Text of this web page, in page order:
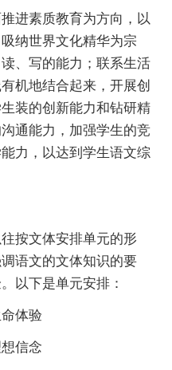
进素质教育为方向，以
纳世界文化精华为宗
、写的能力；联系生活
机地结合起来，开展创
装的创新能力和钻研精
通能力，加强学生的竞
力，以达到学生语文综
按文体安排单元的形
语文的文体知识的要
以下是单元安排：
体验
信念